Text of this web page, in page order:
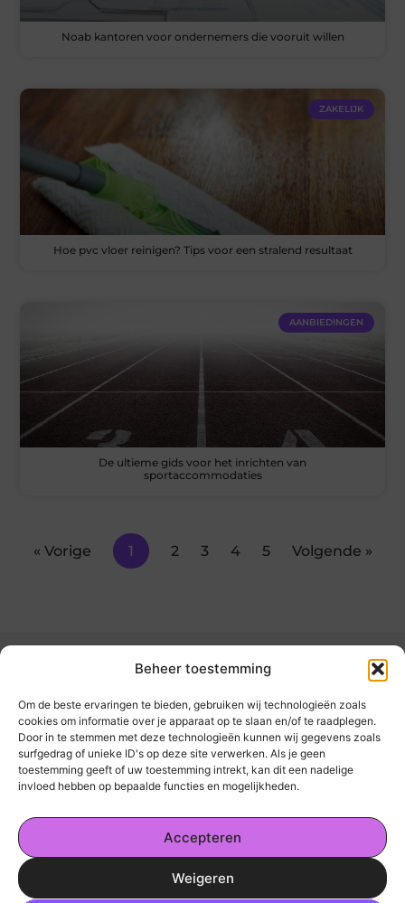
Beheer toestemming
Om de beste ervaringen te bieden, gebruiken wij technologieën zoals
cookies om informatie over je apparaat op te slaan en/of te raadplegen.
Door in te stemmen met deze technologieën kunnen wij gegevens zoals
surfgedrag of unieke ID's op deze site verwerken. Als je geen
toestemming geeft of uw toestemming intrekt, kan dit een nadelige
invloed hebben op bepaalde functies en mogelijkheden.
Accepteren
Weigeren
Noab kantoren voor ondernemers die vooruit willen
ZAKELIJK
Hoe pvc vloer reinigen? Tips voor een stralend resultaat
AANBIEDINGEN
De ultieme gids voor het inrichten van
sportaccommodaties
« Vorige 1 2 3 4 5 Volgende »
kickinsite.nl – Echt, eerlijk, alles wat telt.
Een verzameling van blogs en artikelen die
een breed scala aan onderwerpen uit het
dagelijks leven behandelen.